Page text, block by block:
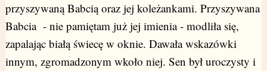
przyszywaną Babcią oraz jej koleżankami. Przyszywana
Babcia - nie pamiętam już jej imienia - modliła się,
zapalając białą świecę w oknie. Dawała wskazówki
innym, zgromadzonym wkoło niej. Sen był uroczysty i